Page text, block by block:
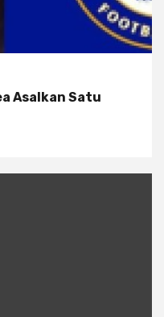
Asalkan Satu